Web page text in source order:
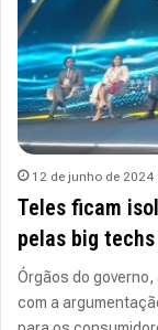
12 de junho de 2024
Teles ficam
pelas big techs
Órgãos do
com a